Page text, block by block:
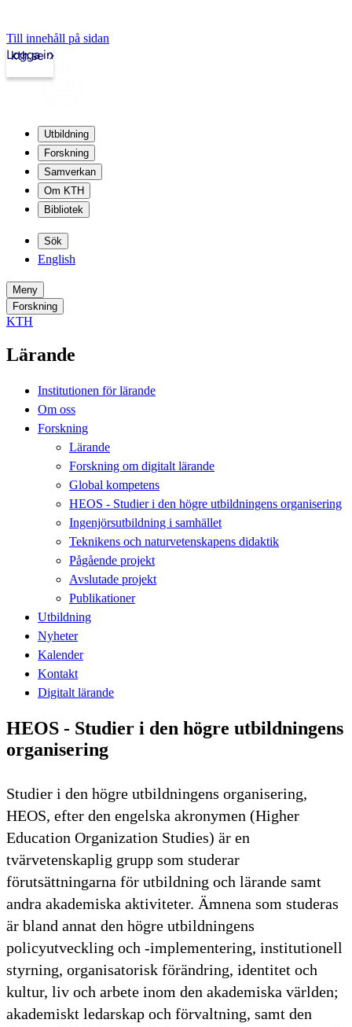
Till innehåll på sidan
kth.se
Logga in
Utbildning
Forskning
Samverkan
Om KTH
Bibliotek
Sök
English
Meny
Forskning
KTH
Lärande
Institutionen för lärande
Om oss
Forskning
Lärande
Forskning om digitalt lärande
Global kompetens
HEOS - Studier i den högre utbildningens organisering
Ingenjörsutbildning i samhället
Teknikens och naturvetenskapens didaktik
Pågående projekt
Avslutade projekt
Publikationer
Utbildning
Nyheter
Kalender
Kontakt
Digitalt lärande
HEOS - Studier i den högre utbildningens
organisering
Studier i den högre utbildningens organisering,
HEOS, efter den engelska akronymen (Higher
Education Organization Studies) är en
tvärvetenskaplig grupp som studerar
förutsättningarna för utbildning och lärande samt
andra akademiska aktiviteter. Ämnena som studeras
är bland annat den högre utbildningens
policyutveckling och -implementering, institutionell
styrning, organisatorisk förändring, identitet och
kultur, liv och arbete inom den akademiska världen;
akademiskt ledarskap och förvaltning, samt den